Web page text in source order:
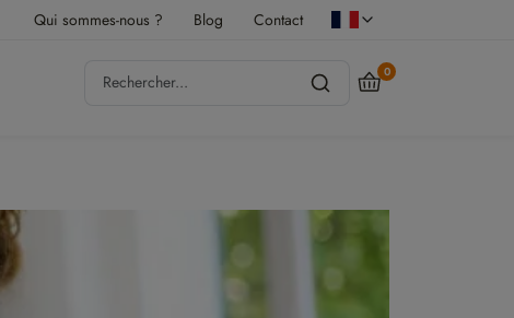
Qui sommes-nous ? Blog Contact
0